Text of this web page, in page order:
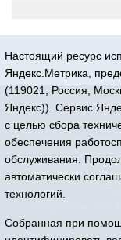
16+ © 2015-
Федеральной
Настоящий ресурс
Яндекс.Метрика,
(119021, Россия,
Яндекс)). Сервис
с целью сбора
обеспечения
обслуживания.
автоматически
технологий.
Собранная при